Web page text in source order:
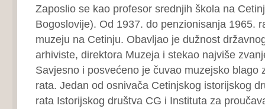
Zaposlio se kao profesor srednjih škola na
Bogoslovije). Od 1937. do penzionisanja 1965.
muzeju na Cetinju. Obavljao je dužnost
arhiviste, direktora Muzeja i stekao najviše
Savjesno i posvećeno je čuvao muzejsko blago
rata. Jedan od osnivača Cetinjskog istorijskog
rata Istorijskog društva CG i Instituta za